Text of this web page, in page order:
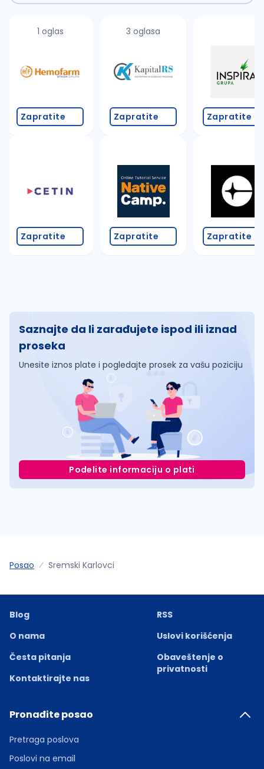
1 oglas
Zapratite
Zapratite
3 oglasa
Zapratite
Zapratite
Zapratite
Zapratite
Saznajte da li zarađujete ispod ili iznad
proseka
Unesite iznos plate i pogledajte prosek za vašu poziciju
Podelite informaciju o plati
Posao Sremski Karlovci
Blog
O nama
Česta pitanja
Kontaktirajte nas
RSS
Uslovi korišćenja
Obaveštenje o
privatnosti
Pronađite posao
Pretraga poslova
Poslovi na email